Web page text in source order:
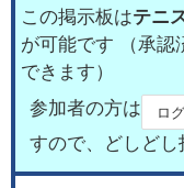
この掲示板はテニ
が可能です （承認
できます）
参加者の方は
ロ
すので、どしどし